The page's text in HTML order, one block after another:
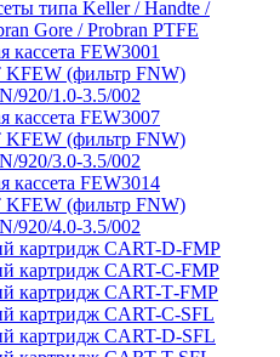
типа Keller / Handte /
Gore / Probran PTFE
FEW3001
(фильтр FNW)
920/1.0-3.5/002
кассета FEW3007
(фильтр FNW)
920/3.0-3.5/002
кассета FEW3014
(фильтр FNW)
920/4.0-3.5/002
картридж CART-D-FMP
картридж CART-С-FMP
картридж CART-Т-FMP
картридж CART-C-SFL
картридж CART-D-SFL